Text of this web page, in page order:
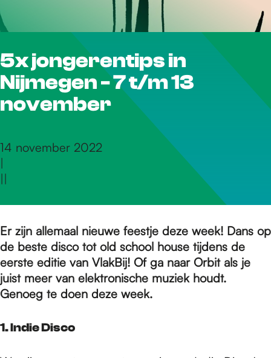
r
d
e
o
m
e
5x jongerentips in
Nijmegen - 7 t/m 13
november
14 november 2022
|
||
Er zijn allemaal nieuwe feestje deze week! Dans op
de beste disco tot old school house tijdens de
eerste editie van VlakBij! Of ga naar Orbit als je
juist meer van elektronische muziek houdt.
Genoeg te doen deze week.
1. Indie Disco